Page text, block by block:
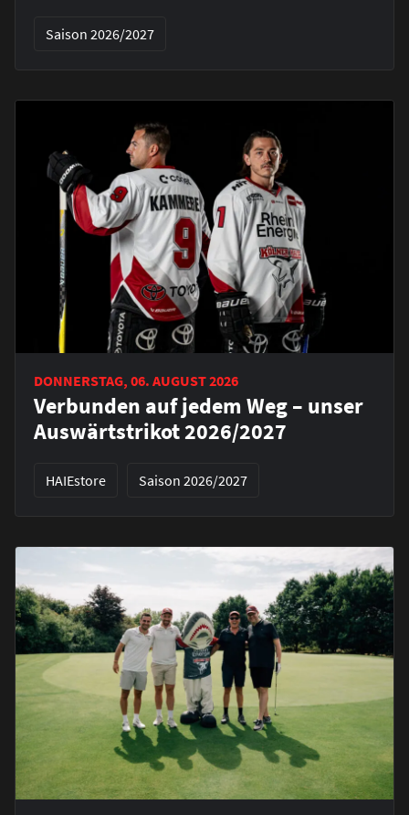
Saison 2026/2027
DONNERSTAG, 06. AUGUST 2026
Verbunden auf jedem Weg – unser
Auswärtstrikot 2026/2027
HAIEstore Saison 2026/2027